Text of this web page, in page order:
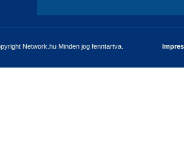
Network.hu Minden jog fenntartva.